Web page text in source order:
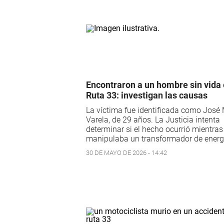
Encontraron a un hombre sin vida
Ruta 33: investigan las causas
La víctima fue identificada como José
Varela, de 29 años. La Justicia intenta
determinar si el hecho ocurrió mientras
manipulaba un transformador de
30 DE MAYO DE 2026 - 14:42